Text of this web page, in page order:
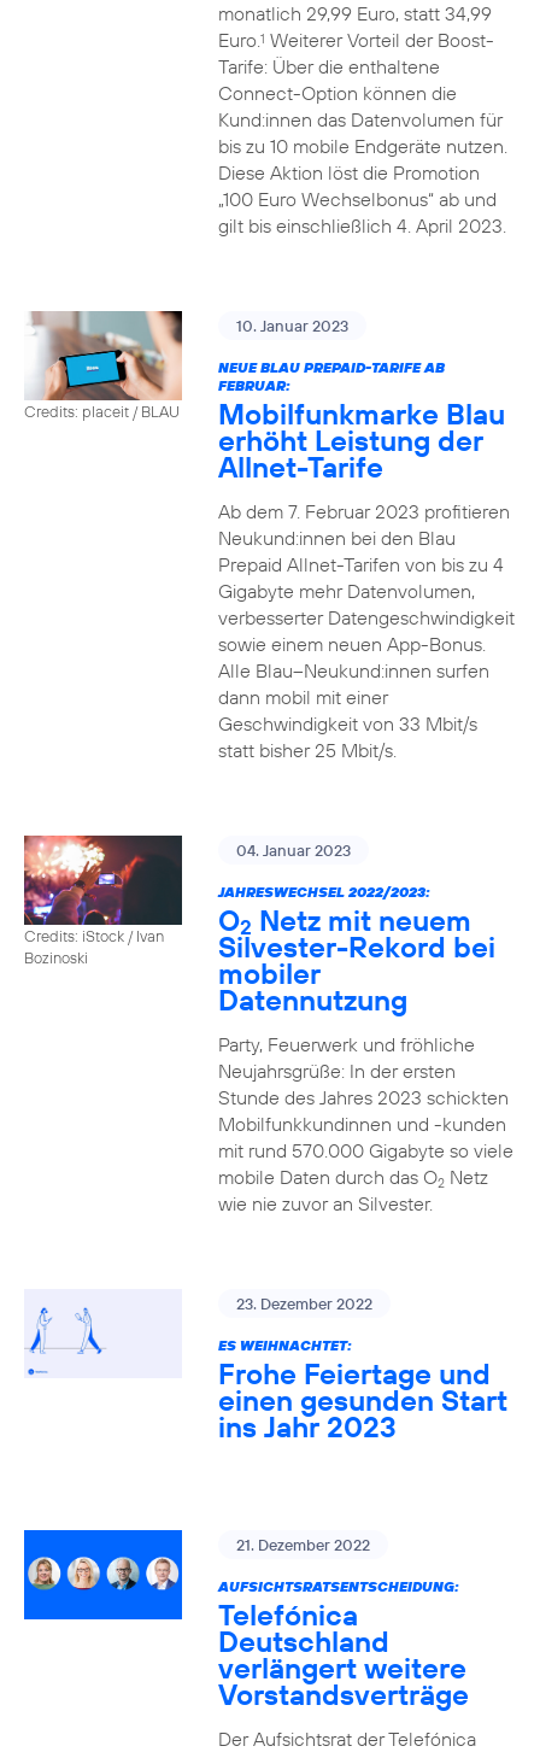
monatlich 29,99 Euro, statt 34,99
Euro.1 Weiterer Vorteil der Boost-
Tarife: Über die enthaltene
Connect-Option können die
Kund:innen das Datenvolumen für
bis zu 10 mobile Endgeräte nutzen.
Diese Aktion löst die Promotion
„100 Euro Wechselbonus“ ab und
gilt bis einschließlich 4. April 2023.
Credits: placeit / BLAU
10. Januar 2023
NEUE BLAU PREPAID-TARIFE AB
FEBRUAR:
Mobilfunkmarke Blau
erhöht Leistung der
Allnet-Tarife
Ab dem 7. Februar 2023 profitieren
Neukund:innen bei den Blau
Prepaid Allnet-Tarifen von bis zu 4
Gigabyte mehr Datenvolumen,
verbesserter Datengeschwindigkeit
sowie einem neuen App-Bonus.
Alle Blau–Neukund:innen surfen
dann mobil mit einer
Geschwindigkeit von 33 Mbit/s
statt bisher 25 Mbit/s.
Credits: iStock / Ivan
Bozinoski
04. Januar 2023
JAHRESWECHSEL 2022/2023:
O2 Netz mit neuem
Silvester-Rekord bei
mobiler
Datennutzung
Party, Feuerwerk und fröhliche
Neujahrsgrüße: In der ersten
Stunde des Jahres 2023 schickten
Mobilfunkkundinnen und -kunden
mit rund 570.000 Gigabyte so viele
mobile Daten durch das O2Netz
wie nie zuvor an Silvester.
23. Dezember 2022
ES WEIHNACHTET:
Frohe Feiertage und
einen gesunden Start
ins Jahr 2023
21. Dezember 2022
AUFSICHTSRATSENTSCHEIDUNG:
Telefónica
Deutschland
verlängert weitere
Vorstandsverträge
Der Aufsichtsrat der Telefónica